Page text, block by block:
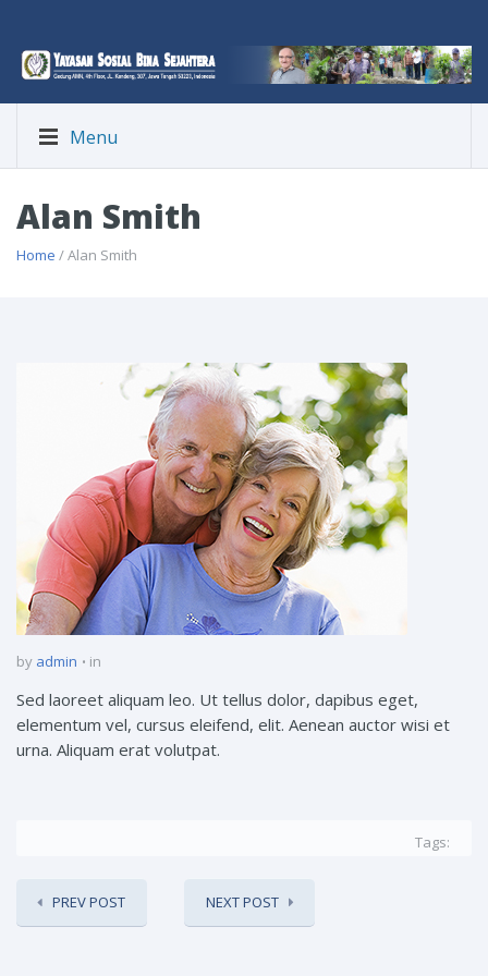
Menu
Alan Smith
Home / Alan Smith
by admin in
Sed laoreet aliquam leo. Ut tellus dolor, dapibus eget,
elementum vel, cursus eleifend, elit. Aenean auctor wisi et
urna. Aliquam erat volutpat.
Tags:
PREV POST NEXT POST